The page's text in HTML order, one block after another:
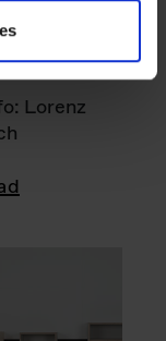
Lorenz